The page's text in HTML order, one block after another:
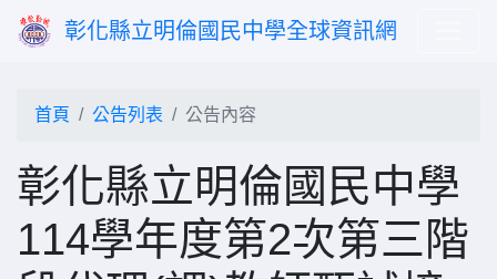
彰化縣立明倫國民中學全球資訊網
首頁 公告列表 公告內容
彰化縣立明倫國民中學
114學年度第2次第三階